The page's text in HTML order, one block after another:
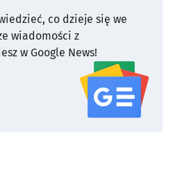
co dzieje się we
wiadomości z
w Google News!
serwisu